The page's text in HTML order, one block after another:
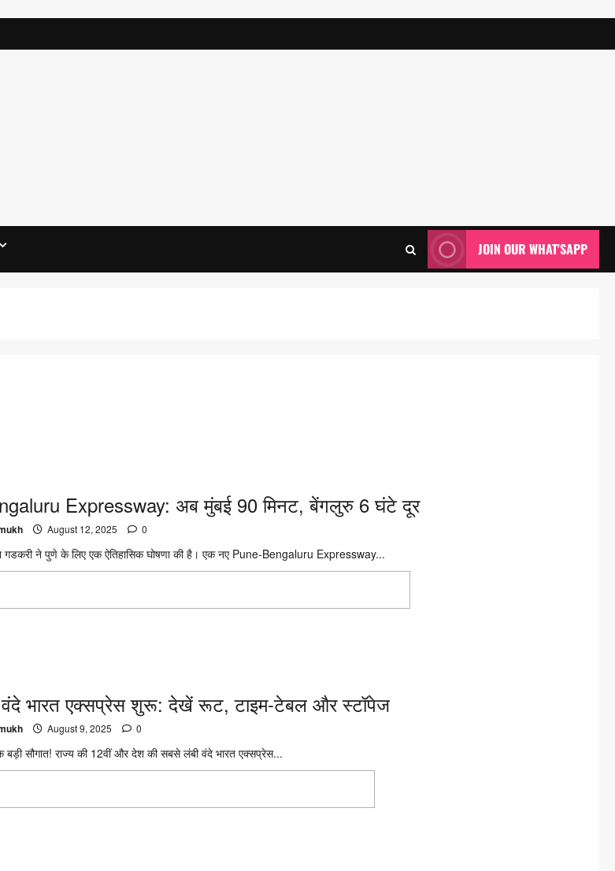
JOIN OUR WHAT'SAPP
Expressway: अब मुंबई 90 मिनट, बेंगलुरु 6 घंटे दूर
August 12, 2025 0
गडकरी ने पुणे के लिए एक ऐतिहासिक घोषणा की है। एक नए Pune-Bengaluru Expressway...
वंदे भारत एक्सप्रेस शुरू: देखें रूट, टाइम-टेबल और स्टॉपेज
August 9, 2025 0
बड़ी सौगात! राज्य की 12वीं और देश की सबसे लंबी वंदे भारत एक्सप्रेस...